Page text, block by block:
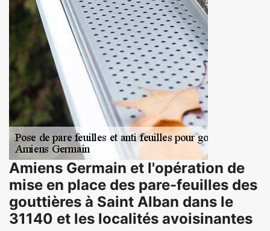
Amiens Germain et l'opération de
mise en place des pare-feuilles des
gouttières à Saint Alban dans le
31140 et les localités avoisinantes